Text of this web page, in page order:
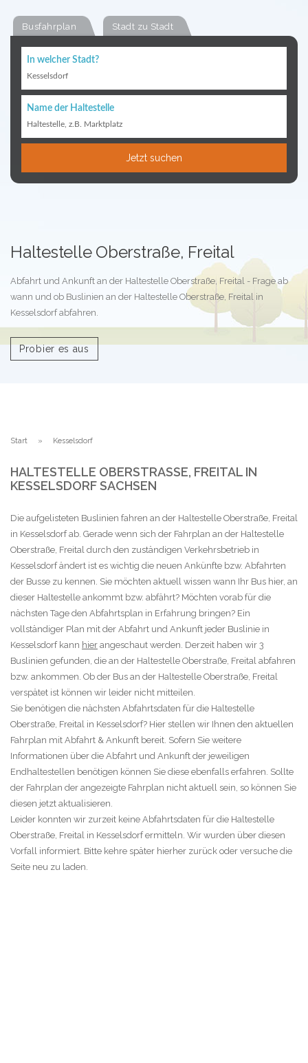
Busfahrplan Stadt zu Stadt
In welcher Stadt?
Kesselsdorf
Name der Haltestelle
Haltestelle, z.B. Marktplatz
Jetzt suchen
Haltestelle Oberstraße, Freital
Abfahrt und Ankunft an der Haltestelle Oberstraße, Freital - Frage ab
wann und ob Buslinien an der Haltestelle Oberstraße, Freital in
Kesselsdorf abfahren.
Probier es aus
Start Kesselsdorf
HALTESTELLE OBERSTRASSE, FREITAL IN K
ESSELSDORF SACHSEN
Die aufgelisteten Buslinien fahren an der Haltestelle Oberstraße, Freital
in Kesselsdorf ab. Gerade wenn sich der Fahrplan an der Haltestelle
Oberstraße, Freital durch den zuständigen Verkehrsbetrieb in
Kesselsdorf ändert ist es wichtig die neuen Ankünfte bzw. Abfahrten
der Busse zu kennen. Sie möchten aktuell wissen wann Ihr Bus hier, an
dieser Haltestelle ankommt bzw. abfährt? Möchten vorab für die
nächsten Tage den Abfahrtsplan in Erfahrung bringen? Ein
vollständiger Plan mit der Abfahrt und Ankunft jeder Buslinie in
Kesselsdorf kann hier angeschaut werden. Derzeit haben wir 3
Buslinien gefunden, die an der Haltestelle Oberstraße, Freital abfahren
bzw. ankommen. Ob der Bus an der Haltestelle Oberstraße, Freital
verspätet ist können wir leider nicht mitteilen.
Sie benötigen die nächsten Abfahrtsdaten für die Haltestelle
Oberstraße, Freital in Kesselsdorf? Hier stellen wir Ihnen den aktuellen
Fahrplan mit Abfahrt & Ankunft bereit. Sofern Sie weitere
Informationen über die Abfahrt und Ankunft der jeweiligen
Endhaltestellen benötigen können Sie diese ebenfalls erfahren. Sollte
der Fahrplan der angezeigte Fahrplan nicht aktuell sein, so können Sie
diesen jetzt aktualisieren.
Leider konnten wir zurzeit keine Abfahrtsdaten für die Haltestelle
Oberstraße, Freital in Kesselsdorf ermitteln. Wir wurden über diesen
Vorfall informiert. Bitte kehre später hierher zurück oder versuche die
Seite neu zu laden.